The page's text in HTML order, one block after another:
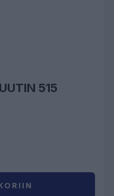
515